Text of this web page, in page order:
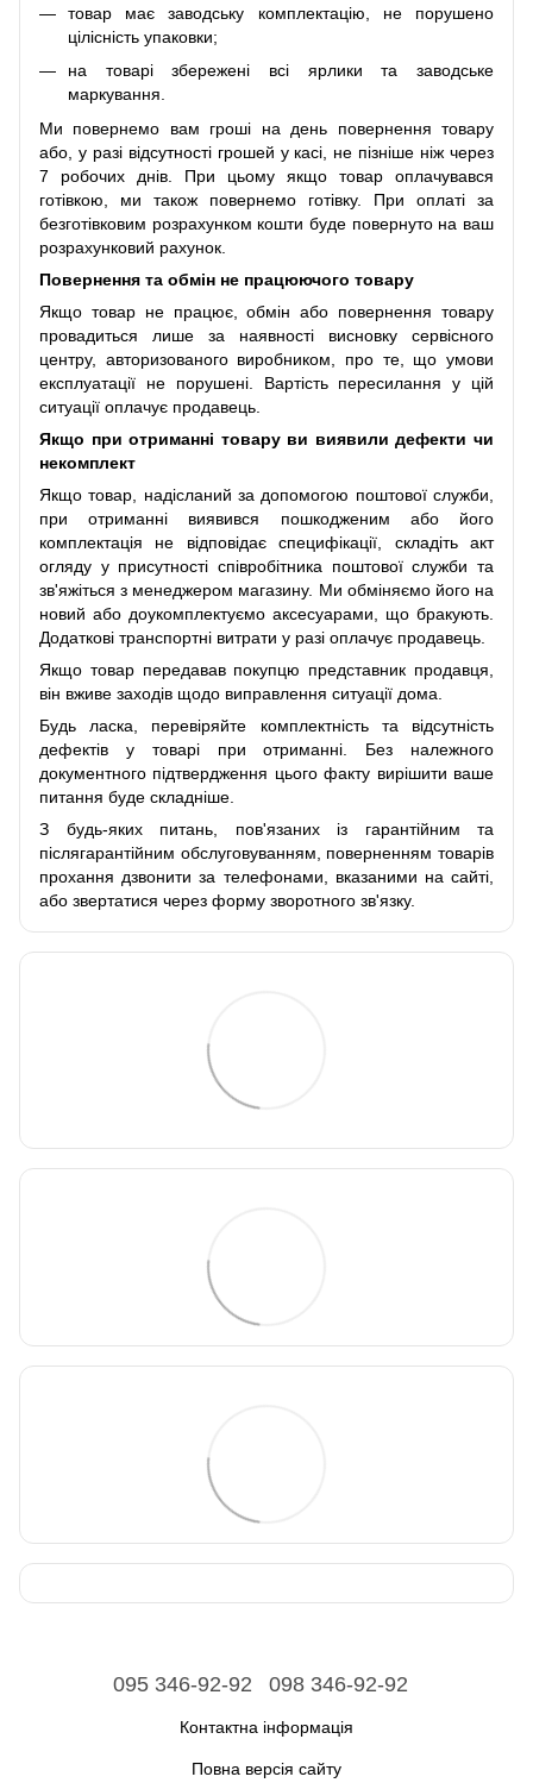
товар має заводську комплектацію, не порушено
цілісність упаковки;
на товарі збережені всі ярлики та заводське
маркування.
Ми повернемо вам гроші на день повернення товару
або, у разі відсутності грошей у касі, не пізніше ніж через
7 робочих днів. При цьому якщо товар оплачувався
готівкою, ми також повернемо готівку. При оплаті за
безготівковим розрахунком кошти буде повернуто на ваш
розрахунковий рахунок.
Повернення та обмін не працюючого товару
Якщо товар не працює, обмін або повернення товару
провадиться лише за наявності висновку сервісного
центру, авторизованого виробником, про те, що умови
експлуатації не порушені. Вартість пересилання у цій
ситуації оплачує продавець.
Якщо при отриманні товару ви виявили дефекти чи
некомплект
Якщо товар, надісланий за допомогою поштової служби,
при отриманні виявився пошкодженим або його
комплектація не відповідає специфікації, складіть акт
огляду у присутності співробітника поштової служби та
зв'яжіться з менеджером магазину. Ми обміняємо його на
новий або доукомплектуємо аксесуарами, що бракують.
Додаткові транспортні витрати у разі оплачує продавець.
Якщо товар передавав покупцю представник продавця,
він вживе заходів щодо виправлення ситуації дома.
Будь ласка, перевіряйте комплектність та відсутність
дефектів у товарі при отриманні. Без належного
документного підтвердження цього факту вирішити ваше
питання буде складніше.
З будь-яких питань, пов'язаних із гарантійним та
післягарантійним обслуговуванням, поверненням товарів
прохання дзвонити за телефонами, вказаними на сайті,
або звертатися через форму зворотного зв'язку.
095 346-92-92 098 346-92-92
Контактна інформація
Повна версія сайту